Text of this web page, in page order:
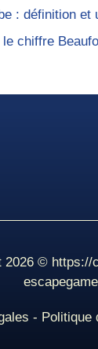
: définition et
le chiffre
2026 © https://
- Politique